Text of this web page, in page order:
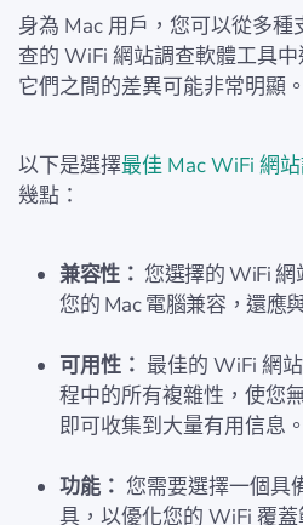
身為 Mac 用戶，您可以從多
查的 WiFi 網站調查軟體工具
它們之間的差異可能非常明顯。
以下是選擇最佳 Mac WiFi 網
幾點：
兼容性： 您選擇的 WiFi 網
您的 Mac 電腦兼容，還應
可用性： 最佳的 WiFi 網
程中的所有複雜性，使您
即可收集到大量有用信息。
功能： 您需要選擇一個具
具，以優化您的 WiFi 覆